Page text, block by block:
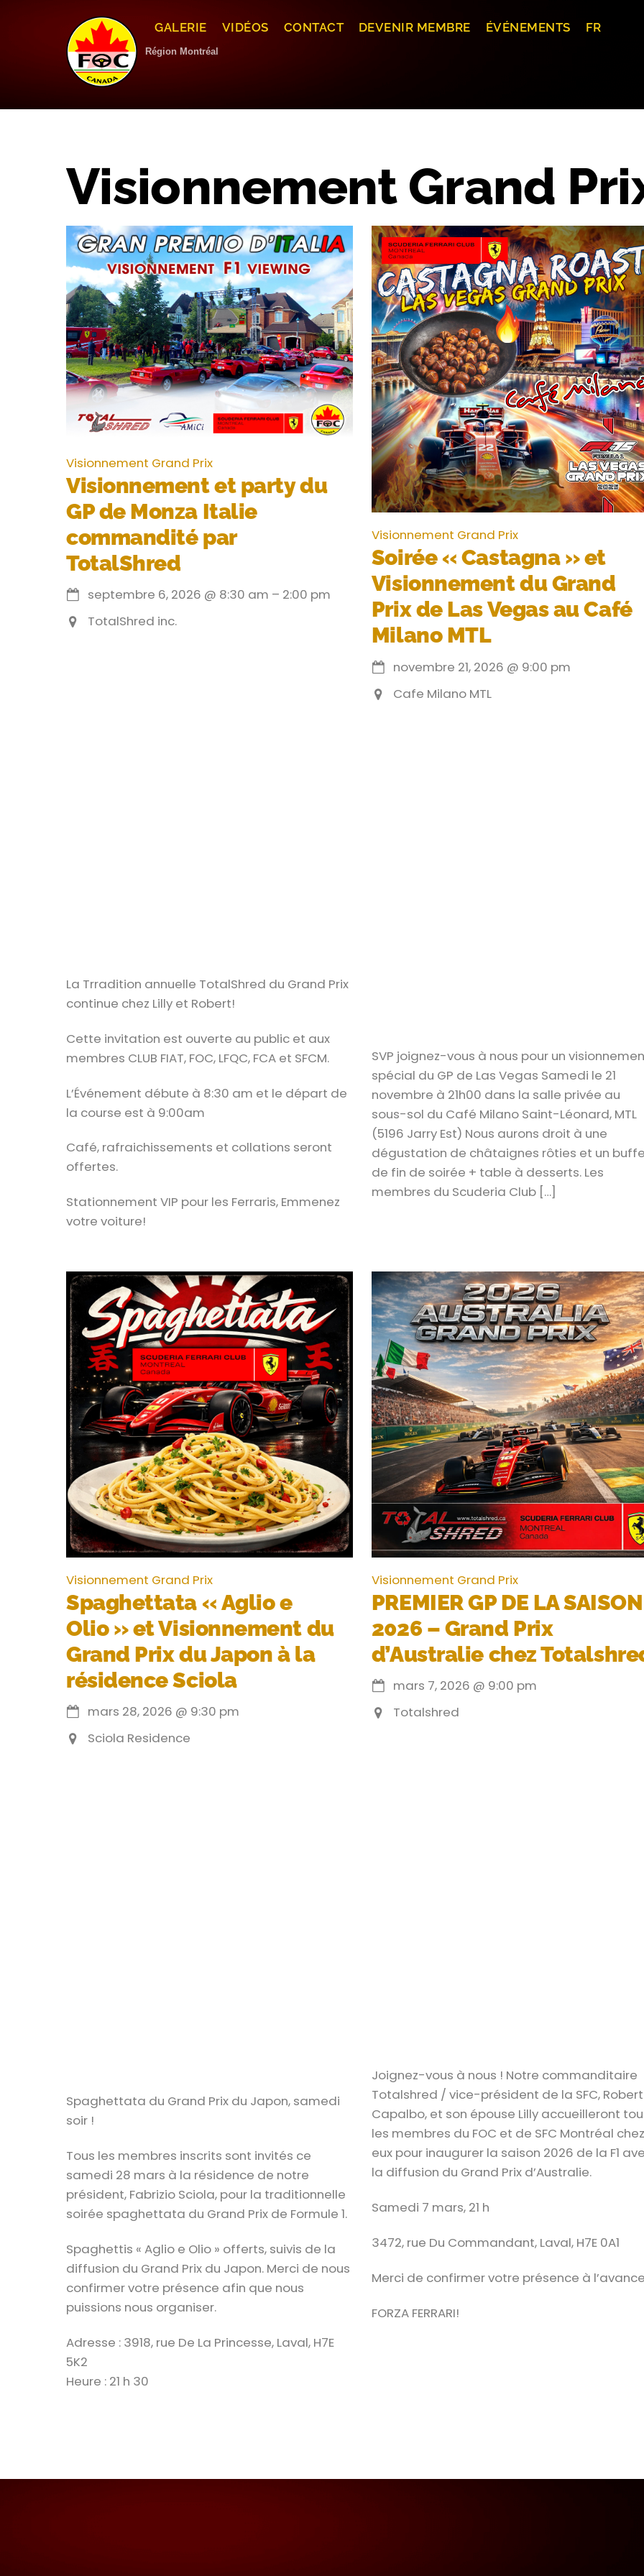
Région Montréal
GALERIE VIDÉOS CONTACT DEVENIR MEMBRE ÉVÉNEMENTS FR
Visionnement Grand
Visionnement Grand Prix
Visionnement et party du
GP de Monza Italie
commandité par
TotalShred
septembre 6, 2026 @ 8:30 am – 2:00 pm
TotalShred inc.
La Trradition annuelle TotalShred du Grand Prix
continue chez Lilly et Robert!
Cette invitation est ouverte au public et aux
membres CLUB FIAT, FOC, LFQC, FCA et SFCM.
L’Événement débute à 8:30 am et le départ de
la course est à 9:00am
Café, rafraichissements et collations seront
offertes.
Stationnement VIP pour les Ferraris, Emmenez
votre voiture!
Visionnement Grand Prix
Soirée « Castagna » et
Visionnement du Grand
Prix de Las Vegas au Café
Milano MTL
novembre 21, 2026 @ 9:00 pm
Cafe Milano MTL
SVP joignez-vous à nous pour un
spécial du GP de Las Vegas Samedi le 21
novembre à 21h00 dans la salle privée au
sous-sol du Café Milano Saint-Léonard, MTL
(5196 Jarry Est) Nous aurons droit à une
dégustation de châtaignes rôties et un
de fin de soirée + table à desserts. Les
membres du Scuderia Club […]
Visionnement Grand Prix
Spaghettata « Aglio e
Olio » et Visionnement du
Grand Prix du Japon à la
résidence Sciola
mars 28, 2026 @ 9:30 pm
Sciola Residence
Spaghettata du Grand Prix du Japon, samedi
soir !
Tous les membres inscrits sont invités ce
samedi 28 mars à la résidence de notre
président, Fabrizio Sciola, pour la traditionnelle
soirée spaghettata du Grand Prix de Formule 1.
Spaghettis « Aglio e Olio » offerts, suivis de la
diffusion du Grand Prix du Japon. Merci de nous
confirmer votre présence afin que nous
puissions nous organiser.
Adresse : 3918, rue De La Princesse, Laval, H7E
5K2
Heure : 21 h 30
Visionnement Grand Prix
PREMIER GP DE LA SAISON
2026 – Grand Prix
d’Australie chez
mars 7, 2026 @ 9:00 pm
Totalshred
Joignez-vous à nous ! Notre commanditaire
Totalshred / vice-président de la SFC, Robert
Capalbo, et son épouse Lilly accueilleront
les membres du FOC et de SFC Montréal chez
eux pour inaugurer la saison 2026 de la F1
la diffusion du Grand Prix d’Australie.
Samedi 7 mars, 21 h
3472, rue Du Commandant, Laval, H7E 0A1
Merci de confirmer votre présence à
FORZA FERRARI!